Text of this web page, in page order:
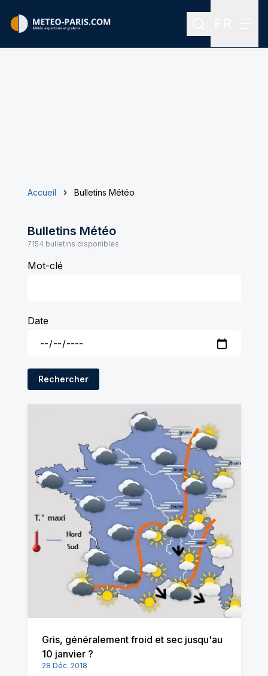
Rechercher
Accueil Bulletins Météo
Bulletins Météo
7154 bulletins disponibles
Mot-clé
Date
Rechercher
Gris, généralement froid et sec jusqu'au
10 janvier ?
28 Déc. 2018